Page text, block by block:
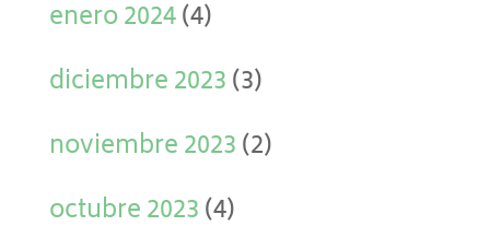
enero 2024(4)
diciembre 2023(3)
noviembre 2023(2)
octubre 2023(4)